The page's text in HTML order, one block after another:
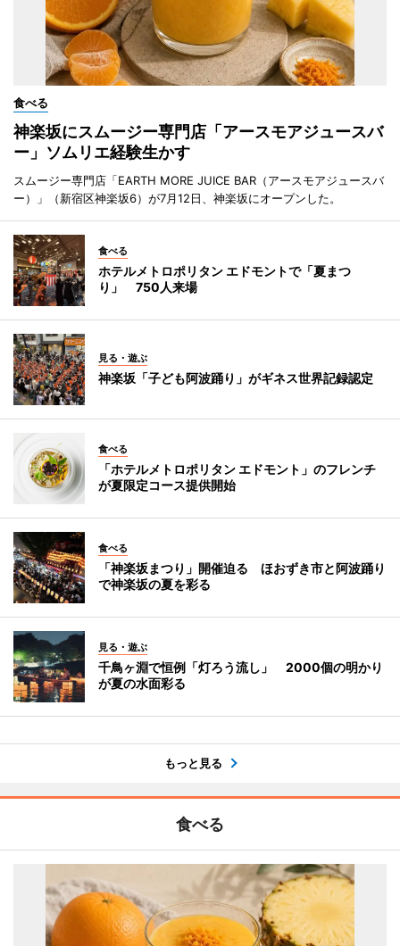
食べる
神楽坂にスムージー専門店「アースモアジュースバ
ー」ソムリエ経験生かす
スムージー専門店「EARTH MORE JUICE BAR（アースモアジュースバ
ー）」（新宿区神楽坂6）が7月12日、神楽坂にオープンした。
食べる
ホテルメトロポリタン エドモントで「夏まつ
り」 750人来場
見る・遊ぶ
神楽坂「子ども阿波踊り」がギネス世界記録認定
食べる
「ホテルメトロポリタン エドモント」のフレンチ
が夏限定コース提供開始
食べる
「神楽坂まつり」開催迫る ほおずき市と阿波踊り
で神楽坂の夏を彩る
見る・遊ぶ
千鳥ヶ淵で恒例「灯ろう流し」 2000個の明かり
が夏の水面彩る
もっと見る
食べる